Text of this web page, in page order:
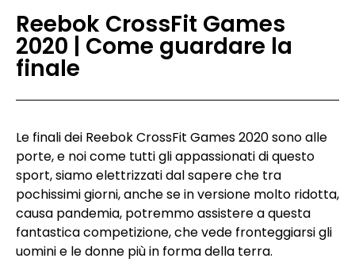
Reebok CrossFit Games
2020 | Come guardare la
finale
Le finali dei Reebok CrossFit Games 2020 sono alle
porte, e noi come tutti gli appassionati di questo
sport, siamo elettrizzati dal sapere che tra
pochissimi giorni, anche se in versione molto ridotta,
causa pandemia, potremmo assistere a questa
fantastica competizione, che vede fronteggiarsi gli
uomini e le donne più in forma della terra.